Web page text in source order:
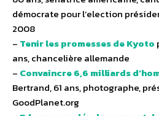
démocrate pour l’election
2008
– Tenir les promesses de Kyoto
ans, chancelière allemande
– Convaincre 6,6 milliards
Bertrand, 61 ans, photographe,
GoodPlanet.org